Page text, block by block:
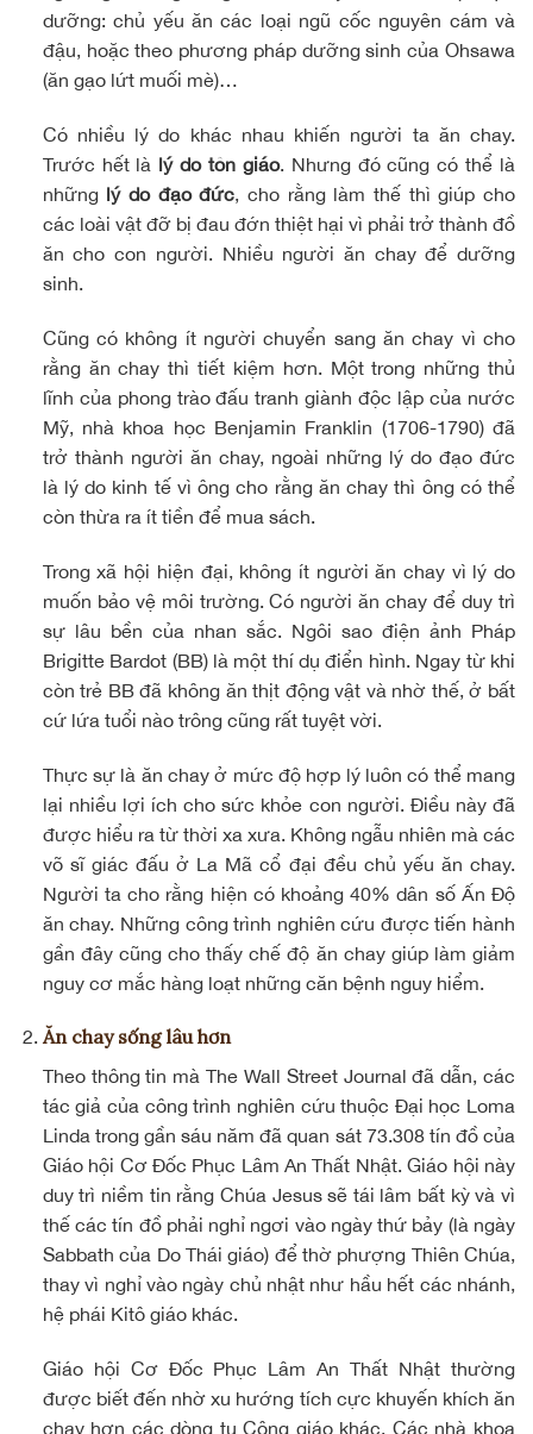
dưỡng: chủ yếu ăn các loại ngũ cốc nguyên cám và
đậu, hoặc theo phương pháp dưỡng sinh của Ohsawa
(ăn gạo lứt muối mè)…
Có nhiều lý do khác nhau khiến người ta ăn chay.
Trước hết là lý do tôn giáo. Nhưng đó cũng có thể là
những lý do đạo đức, cho rằng làm thế thì giúp cho
các loài vật đỡ bị đau đớn thiệt hại vì phải trở thành đồ
ăn cho con người. Nhiều người ăn chay để dưỡng
sinh.
Cũng có không ít người chuyển sang ăn chay vì cho
rằng ăn chay thì tiết kiệm hơn. Một trong những thủ
lĩnh của phong trào đấu tranh giành độc lập của nước
Mỹ, nhà khoa học Benjamin Franklin (1706-1790) đã
trở thành người ăn chay, ngoài những lý do đạo đức
là lý do kinh tế vì ông cho rằng ăn chay thì ông có thể
còn thừa ra ít tiền để mua sách.
Trong xã hội hiện đại, không ít người ăn chay vì lý do
muốn bảo vệ môi trường. Có người ăn chay để duy trì
sự lâu bền của nhan sắc. Ngôi sao điện ảnh Pháp
Brigitte Bardot (BB) là một thí dụ điển hình. Ngay từ khi
còn trẻ BB đã không ăn thịt động vật và nhờ thế, ở bất
cứ lứa tuổi nào trông cũng rất tuyệt vời.
Thực sự là ăn chay ở mức độ hợp lý luôn có thể mang
lại nhiều lợi ích cho sức khỏe con người. Điều này đã
được hiểu ra từ thời xa xưa. Không ngẫu nhiên mà các
võ sĩ giác đấu ở La Mã cổ đại đều chủ yếu ăn chay.
Người ta cho rằng hiện có khoảng 40% dân số Ấn Độ
ăn chay. Những công trình nghiên cứu được tiến hành
gần đây cũng cho thấy chế độ ăn chay giúp làm giảm
nguy cơ mắc hàng loạt những căn bệnh nguy hiểm.
Ăn chay sống lâu hơn
Theo thông tin mà The Wall Street Journal đã dẫn, các
tác giả của công trình nghiên cứu thuộc Đại học Loma
Linda trong gần sáu năm đã quan sát 73.308 tín đồ của
Giáo hội Cơ Đốc Phục Lâm An Thất Nhật. Giáo hội này
duy trì niềm tin rằng Chúa Jesus sẽ tái lâm bất kỳ và vì
thế các tín đồ phải nghỉ ngơi vào ngày thứ bảy (là ngày
Sabbath của Do Thái giáo) để thờ phượng Thiên Chúa,
thay vì nghỉ vào ngày chủ nhật như hầu hết các nhánh,
hệ phái Kitô giáo khác.
Giáo hội Cơ Đốc Phục Lâm An Thất Nhật thường
được biết đến nhờ xu hướng tích cực khuyến khích ăn
chay hơn các dòng tu Công giáo khác. Các nhà khoa